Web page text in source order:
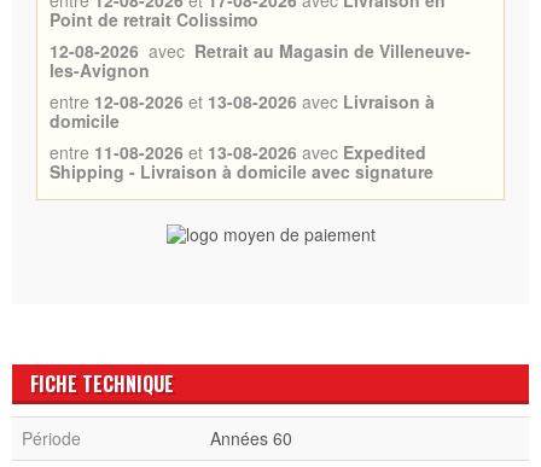
Point de retrait Colissimo
12-08-2026 avec Retrait au Magasin de Villeneuve-
les-Avignon
entre 12-08-2026 et 13-08-2026 avec Livraison à
domicile
entre 11-08-2026 et 13-08-2026 avec Expedited
Shipping - Livraison à domicile avec signature
FICHE TECHNIQUE
Période
Années 60